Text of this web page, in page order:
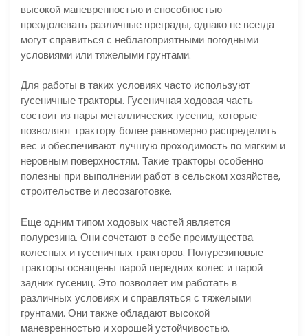
высокой маневренностью и способностью
преодолевать различные преграды, однако не всегда
могут справиться с неблагоприятными погодными
условиями или тяжелыми грунтами.
Для работы в таких условиях часто используют
гусеничные тракторы. Гусеничная ходовая часть
состоит из пары металлических гусениц, которые
позволяют трактору более равномерно распределить
вес и обеспечивают лучшую проходимость по мягким и
неровным поверхностям. Такие тракторы особенно
полезны при выполнении работ в сельском хозяйстве,
строительстве и лесозаготовке.
Еще одним типом ходовых частей является
полурезина. Они сочетают в себе преимущества
колесных и гусеничных тракторов. Полурезиновые
тракторы оснащены парой передних колес и парой
задних гусениц. Это позволяет им работать в
различных условиях и справляться с тяжелыми
грунтами. Они также обладают высокой
маневренностью и хорошей устойчивостью.